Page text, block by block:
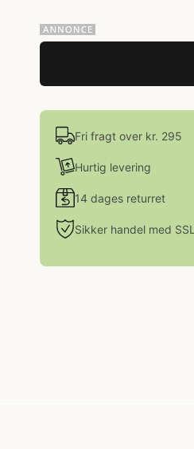
Fri fragt over kr. 295
Hurtig levering
14 dages returret
Sikker handel med SSL